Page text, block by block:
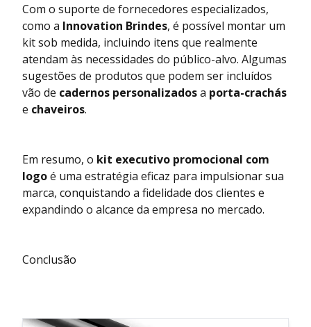
Com o suporte de fornecedores especializados,
como a Innovation Brindes, é possível montar um
kit sob medida, incluindo itens que realmente
atendam às necessidades do público-alvo. Algumas
sugestões de produtos que podem ser incluídos
vão de cadernos personalizadosa porta-crachás
e chaveiros.
Em resumo, o kit executivo promocional com
logoé uma estratégia eficaz para impulsionar sua
marca, conquistando a fidelidade dos clientes e
expandindo o alcance da empresa no mercado.
Conclusão